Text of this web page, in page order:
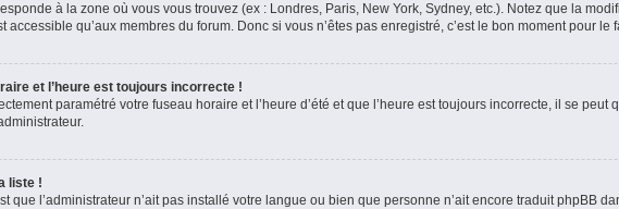
à la zone où vous vous trouvez (ex : Londres, Paris, New York, Sydney, etc.). Notez que la
accessible qu’aux membres du forum. Donc si vous n’êtes pas enregistré, c’est le bon moment pour le
et l’heure est toujours incorrecte !
paramétré votre fuseau horaire et l’heure d’été et que l’heure est toujours incorrecte, il se peut
liste !
que l’administrateur n’ait pas installé votre langue ou bien que personne n’ait encore traduit phpBB